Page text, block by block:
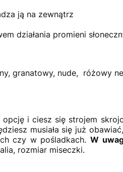
ją na zewnątrz
działania promieni
granatowy, nude, różowy
i ciesz się strojem
musiała się już
czy w pośladkach.W
rozmiar miseczki.